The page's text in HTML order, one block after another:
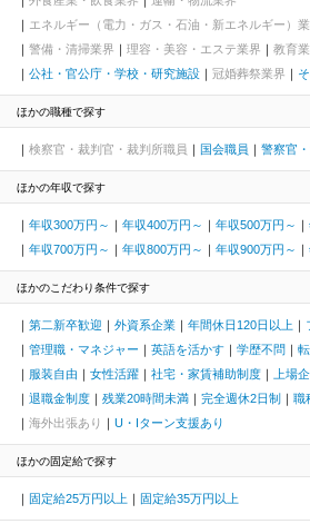
エネルギー（電力・ガス・石油・新エネルギー）
警備・清掃業界
理容・美容・エステ業界 教育
公社・官公庁・学校・研究施設
冠婚葬祭業界
ほかの職種で探す
検察官・裁判官・裁判所職員 国会職員 警察官
ほかの年収で探す
年収300万円～ 年収400万円～ 年収500万円～
年収700万円～
年収800万円～ 年収900万円～
ほかのこだわり条件で探す
第二新卒歓迎 外資系企業 年間休日120日以上
管理職・マネジャー
英語を活かす 学歴不問
服装自由
女性活躍 社宅・家賃補助制度 上場
退職金制度
残業20時間未満 完全週休2日制 職
海外出張あり
U・Iターン支援あり
ほかの固定給で探す
固定給25万円以上 固定給35万円以上